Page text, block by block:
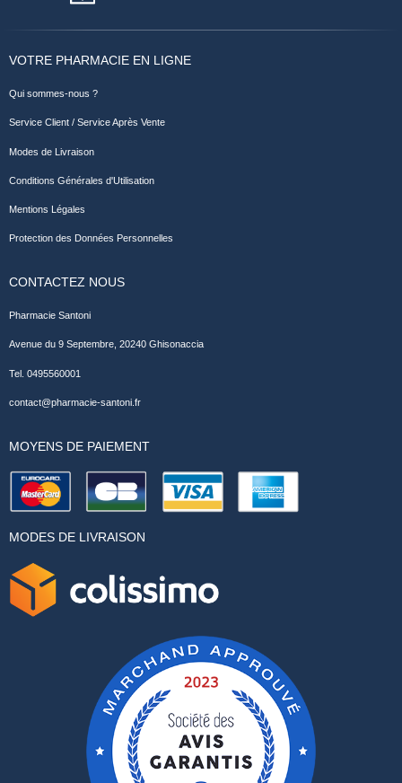
VOTRE PHARMACIE EN LIGNE
Qui sommes-nous ?
Service Client / Service Après Vente
Modes de Livraison
Conditions Générales d'Utilisation
Mentions Légales
Protection des Données Personnelles
CONTACTEZ NOUS
Pharmacie Santoni
Avenue du 9 Septembre, 20240 Ghisonaccia
Tel. 0495560001
contact@pharmacie-santoni.fr
MOYENS DE PAIEMENT
MODES DE LIVRAISON